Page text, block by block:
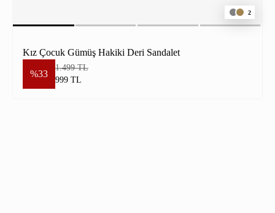
2
Kız Çocuk Gümüş Hakiki Deri Sandalet
%33
1.499 TL
999 TL